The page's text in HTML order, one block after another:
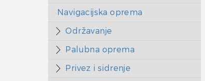
Navigacijska oprema
Održavanje
Palubna oprema
Privez i sidrenje